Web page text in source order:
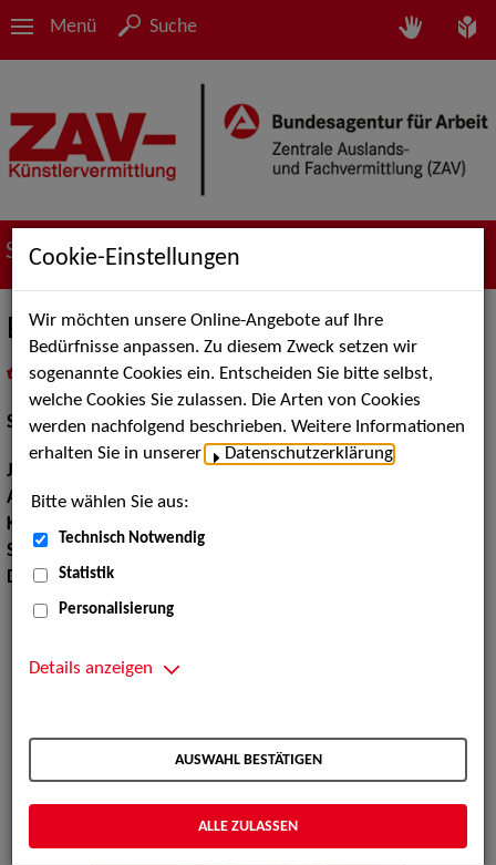
Menü Suche
Suche nach Künstler*innen
Björn von der Wellen
als PDF speichern
inMeine Merklistelegen
Schauspiel:Film und TV
Jahrgang:
Augenfarbe:braun
Körpergröße:
Sprachen:
Dialekte:Norddeutsch, Plattdeutsch, Berlinerisch
Cookie-Einstellungen
Wir möchten unsere Online-Angebote auf Ihre
Bedürfnisse anpassen. Zu diesem Zweck setzen wir
sogenannte Cookies ein. Entscheiden Sie bitte selbst,
welche Cookies Sie zulassen. Die Arten von Cookies
werden nachfolgend beschrieben. Weitere Informationen
erhalten Sie in unserer
Datenschutzerklärung
Bitte wählen Sie aus:
Technisch Notwendig
Statistik
Personalisierung
Details anzeigen
AUSWAHL BESTÄTIGEN
ALLE ZULASSEN